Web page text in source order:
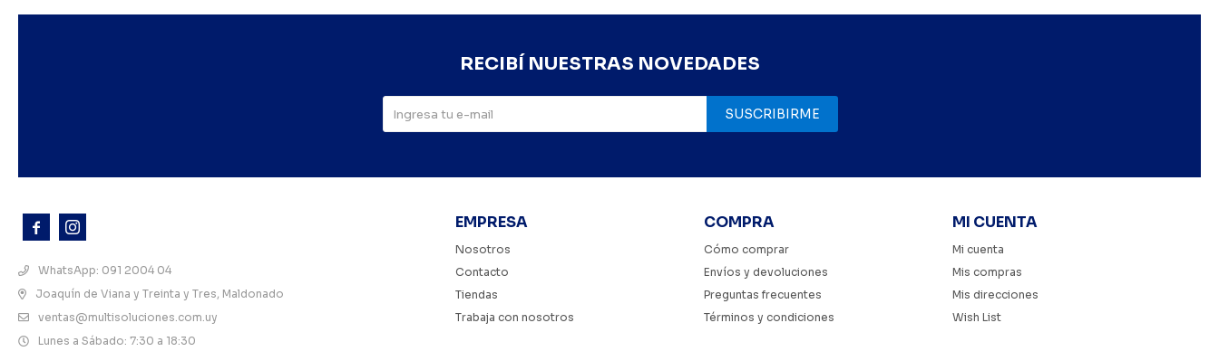
 
WhatsApp: 091 2004 04
Joaquín de Viana y Treinta y Tres, Maldonado
ventas@multisoluciones.com.uy
Lunes a Sábado: 7:30 a 18:30
EMPRESA
Nosotros
Contacto
Tiendas
Trabaja con nosotros
COMPRA
Cómo comprar
Envíos y devoluciones
Preguntas frecuentes
Términos y condiciones
MI CUENTA
Mi cuenta
Mis compras
Mis direcciones
Wish List
RECIBÍ NUESTRAS NOVEDADES
SUSCRIBIRME